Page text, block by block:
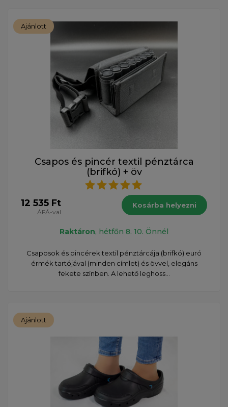
Ajánlott
Csapos és pincér textil pénztárca
(brifkó) + öv
12 535 Ft
ÁFÁ-val
Kosárba helyezni
Raktáron, hétfőn 8. 10. Önnél
Csaposok és pincérek textil pénztárcája (brifkó) euró
érmék tartójával (minden címlet) és övvel, elegáns
fekete színben. A lehető leghoss...
Ajánlott